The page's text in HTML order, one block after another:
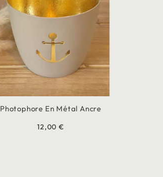
Photophore En Métal Ancre
12,00 €